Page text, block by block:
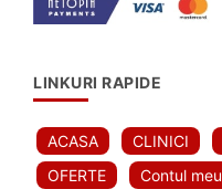
LINKURI RAPIDE
ACASA CLINICI
OFERTE
Contul meu